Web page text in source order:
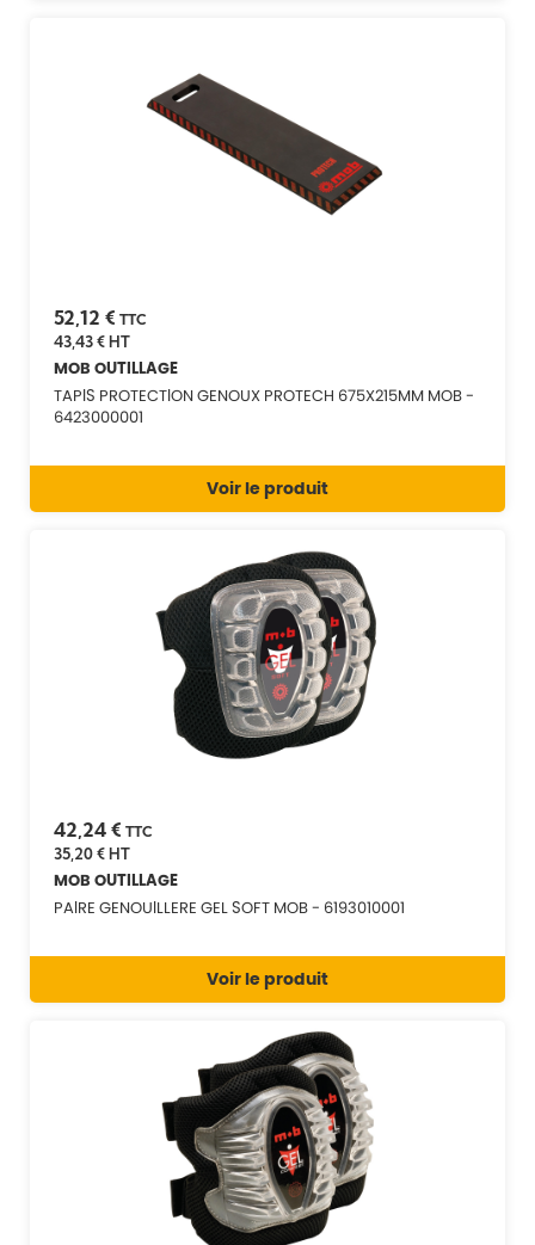
52,12 € TTC
43,43 €HT
MOB OUTILLAGE
TAPIS PROTECTION GENOUX PROTECH 675X215MM MOB -
6423000001
Voir le produit
42,24 € TTC
35,20 €HT
MOB OUTILLAGE
PAIRE GENOUILLERE GEL SOFT MOB - 6193010001
Voir le produit